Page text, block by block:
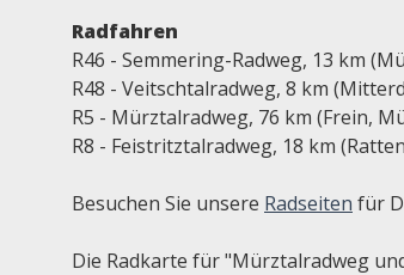
Radfahren
R46 - Semmering-Radweg, 13 km
R48 - Veitschtalradweg, 8 km
R5 - Mürztalradweg, 76 km (Frein,
R8 - Feistritztalradweg, 18 km
Besuchen Sie unsere Radseiten für
Die Radkarte für "Mürztalradweg